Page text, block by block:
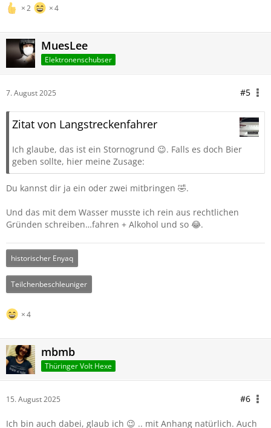
2 4
MuesLee
Elektronenschubser
7. August 2025 #5
Zitat von Langstreckenfahrer
Ich glaube, das ist ein Stornogrund 😉. Falls es doch Bier
geben sollte, hier meine Zusage:
Du kannst dir ja ein oder zwei mitbringen 🤣.
Und das mit dem Wasser musste ich rein aus rechtlichen
Gründen schreiben…fahren + Alkohol und so 😂.
historischer Enyaq
Teilchenbeschleuniger
4
mbmb
Thüringer Volt Hexe
15. August 2025 #6
Ich bin auch dabei, glaub ich 😉 .. mit Anhang natürlich. Auch